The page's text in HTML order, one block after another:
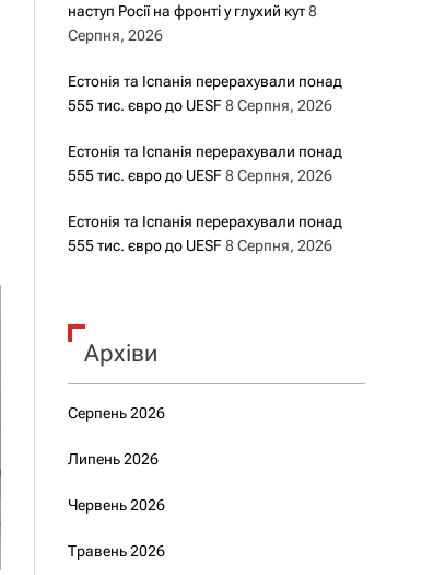
наступ Росії на фронті у глухий кут 8
Серпня, 2026
Естонія та Іспанія перерахували понад
555 тис. євро до UESF 8 Серпня, 2026
Естонія та Іспанія перерахували понад
555 тис. євро до UESF 8 Серпня, 2026
Естонія та Іспанія перерахували понад
555 тис. євро до UESF 8 Серпня, 2026
Архіви
Серпень 2026
Липень 2026
Червень 2026
Травень 2026